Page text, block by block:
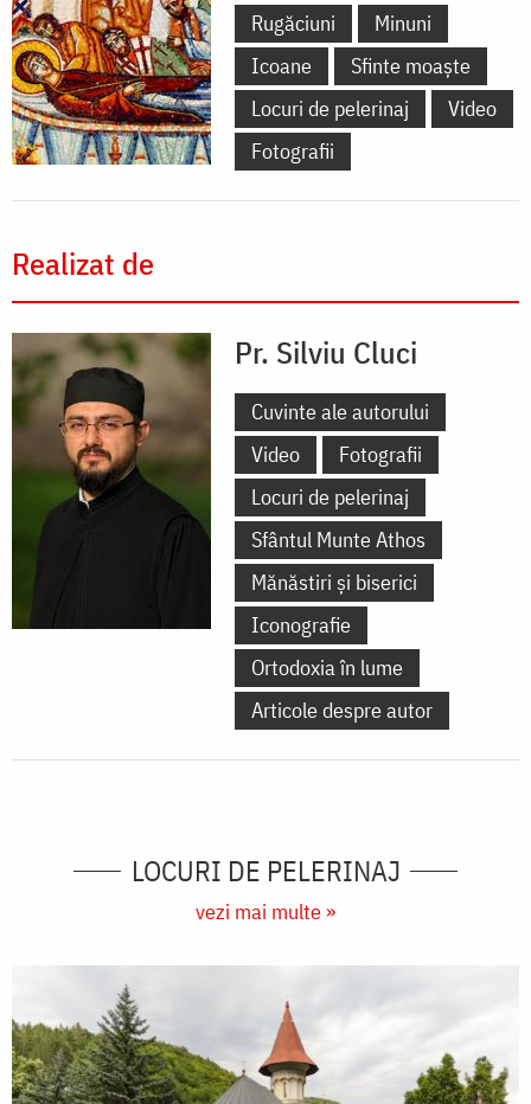
Rugăciuni
Minuni
Icoane
Sfinte moaște
Locuri de pelerinaj
Video
Fotografii
Realizat de
Pr. Silviu Cluci
Cuvinte ale autorului
Video
Fotografii
Locuri de pelerinaj
Sfântul Munte Athos
Mănăstiri și biserici
Iconografie
Ortodoxia în lume
Articole despre autor
LOCURI DE PELERINAJ
vezi mai multe »